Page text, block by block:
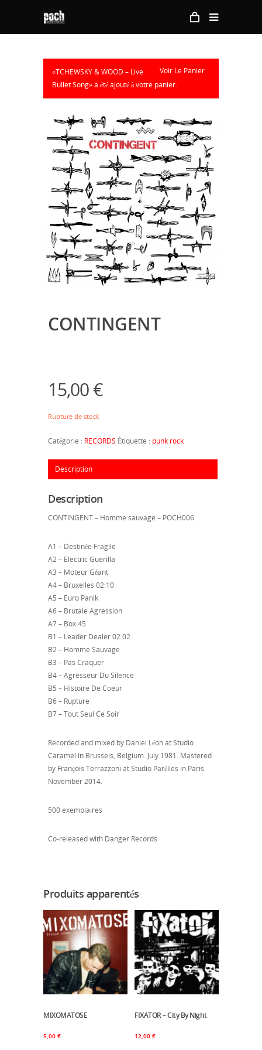
Voir Le Panier
«TCHEWSKY & WOOD – Live
Bullet Song» a été ajouté à votre panier.
CONTINGENT
15,00€
Rupture de stock
Catégorie : RECORDS Étiquette : punk rock
Description
Description
CONTINGENT – Homme sauvage – POCH006
A1 – Destinée Fragile
A2 – Electric Guerilla
A3 – Moteur Géant
A4 – Bruxelles 02:10
A5 – Euro Panik
A6 – Brutale Agression
A7 – Box 45
B1 – Leader Dealer 02:02
B2 – Homme Sauvage
B3 – Pas Craquer
B4 – Agresseur Du Silence
B5 – Histoire De Coeur
B6 – Rupture
B7 – Tout Seul Ce Soir
Recorded and mixed by Daniel Léon at Studio
Caramel in Brussels, Belgium. July 1981. Mastered
by François Terrazzoni at Studio Parélies in Paris.
November 2014.
500 exemplaires
Co-released with Danger Records
Produits apparentés
Ajouter Au Panier
MIXOMATOSE
5,00 €
Ajouter Au Panier
FIXATOR – City By Night
12,00 €